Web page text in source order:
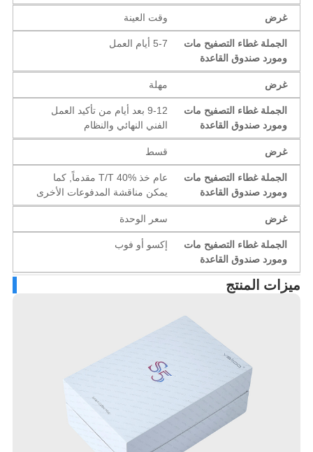
وقت العينة
الجملة غطاء التصفيح مات
ومورد صندوق القاعدة
5-7 أيام العمل
الجملة غطاء التصفيح مات
ومورد صندوق القاعدة
9-12 بعد أيام من تأكيد العمل
الفني النهائي والنظام
الجملة غطاء التصفيح مات
ومورد صندوق القاعدة
عام خذ T/T 40% مقدماً, كما
يمكن مناقشة المدفوعات الأخرى
سعر الوحدة
الجملة غطاء التصفيح مات
ومورد صندوق القاعدة
إكسو أو فوب
المنتج